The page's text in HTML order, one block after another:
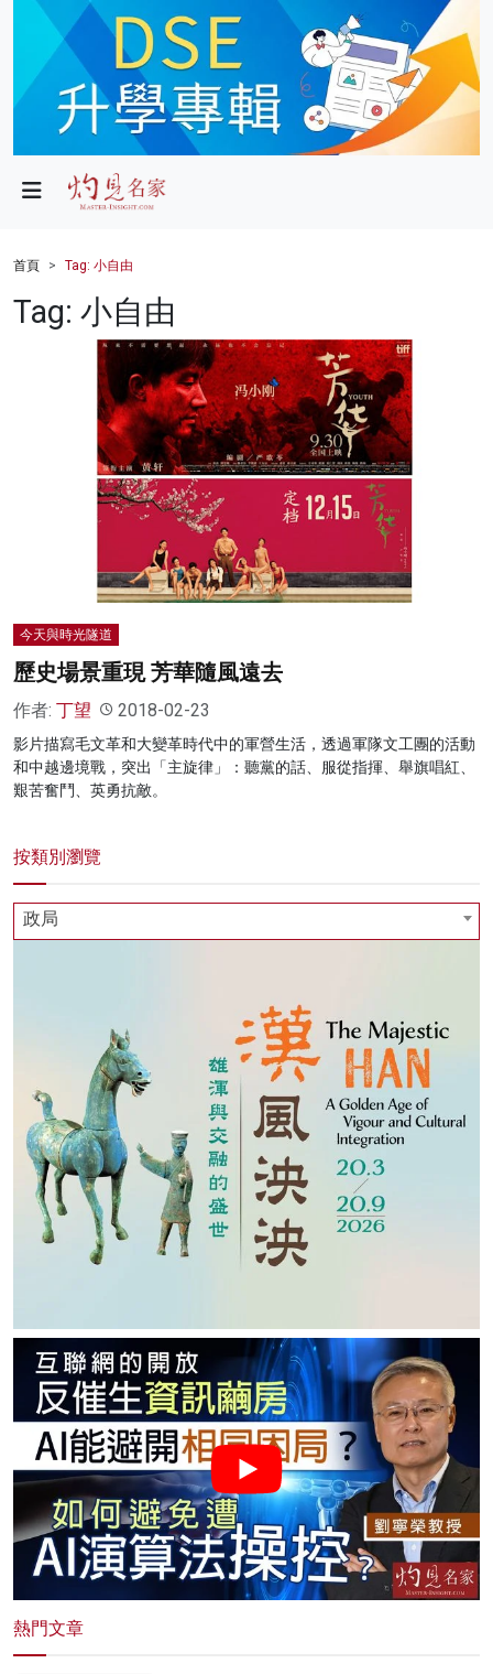
政局
財經
灼見活動
首頁 Tag: 小自由
Tag: 小自由
今天與時光隧道
歷史場景重現 芳華隨風遠去
作者: 丁望 2018-02-23
影片描寫毛文革和大變革時代中的軍營生活，透過軍隊文工團的活動
和中越邊境戰，突出「主旋律」：聽黨的話、服從指揮、舉旗唱紅、
艱苦奮鬥、英勇抗敵。
按類別瀏覽
政局
熱門文章